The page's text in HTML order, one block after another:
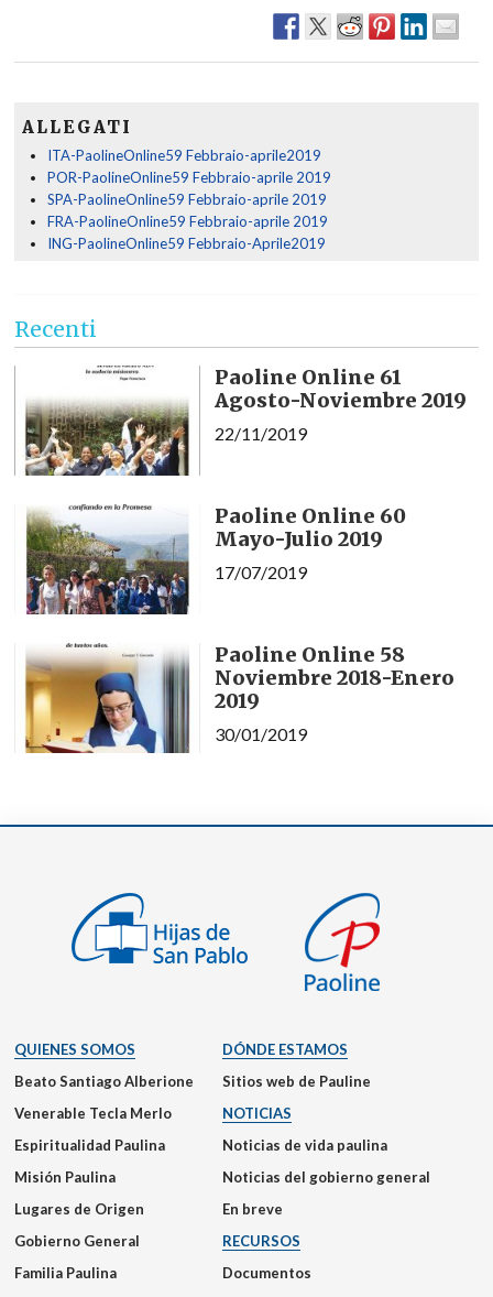
ALLEGATI
ITA-PaolineOnline59 Febbraio-aprile2019
POR-PaolineOnline59 Febbraio-aprile 2019
SPA-PaolineOnline59 Febbraio-aprile 2019
FRA-PaolineOnline59 Febbraio-aprile 2019
ING-PaolineOnline59 Febbraio-Aprile2019
Recenti
Paoline Online 61
Agosto-Noviembre 2019
22/11/2019
Paoline Online 60
Mayo-Julio 2019
17/07/2019
Paoline Online 58
Noviembre 2018-Enero
2019
30/01/2019
QUIENES SOMOS
Beato Santiago Alberione
Venerable Tecla Merlo
Espiritualidad Paulina
Misión Paulina
Lugares de Origen
Gobierno General
Familia Paulina
DÓNDE ESTAMOS
Sitios web de Pauline
NOTICIAS
Noticias de vida paulina
Noticias del gobierno general
En breve
RECURSOS
Documentos